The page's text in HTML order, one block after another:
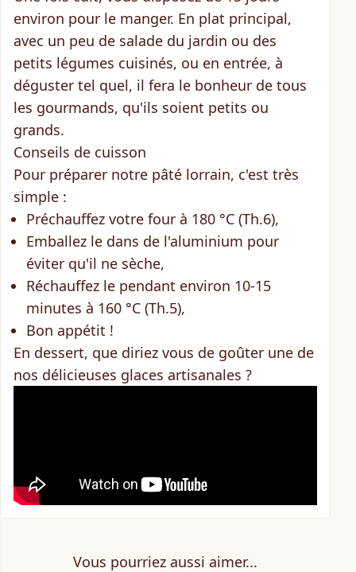
environ pour le manger. En plat principal,
avec un peu de salade du jardin ou des
petits légumes cuisinés, ou en entrée, à
déguster tel quel, il fera le bonheur de tous
les gourmands, qu'ils soient petits ou
grands.
Conseils de cuisson
Pour préparer notre pâté lorrain, c'est très
simple :
Préchauffez votre four à 180 °C (Th.6),
Emballez le dans de l'aluminium pour
éviter qu'il ne sèche,
Réchauffez le pendant environ 10-15
minutes à 160 °C (Th.5),
Bon appétit !
En dessert, que diriez vous de goûter une de
nos délicieuses glaces artisanales ?
Vous pourriez aussi aimer...